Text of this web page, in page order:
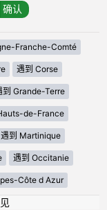
Franche-Comté
遇到 Corse
到 Grande-Terre
de-France
遇到 Martinique
遇到 Occitanie
Côte d Azur